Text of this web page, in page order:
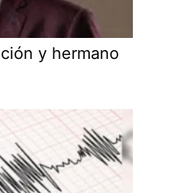
y hermano